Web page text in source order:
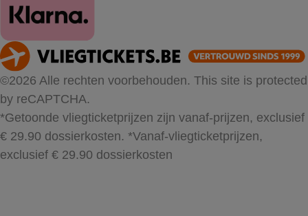
©2026 Alle rechten voorbehouden. This site is protected
by reCAPTCHA.
*Getoonde vliegticketprijzen zijn vanaf-prijzen, exclusief
€ 29.90 dossierkosten. *Vanaf-vliegticketprijzen,
exclusief € 29.90 dossierkosten